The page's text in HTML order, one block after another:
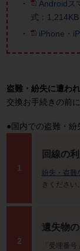
Androidス
式：1,214KB
iPhone・
盗難・紛失に遭わ
交換お手続きの前
●国内での盗難・紛
1
回線の
紛失・盗難
きください。
2
遺失物
「受理番